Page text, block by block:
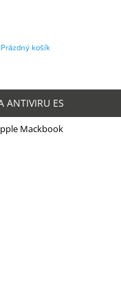
NÁKUPNÍ
Prázdný košík
ANTIVIRU ESET
Mackbook